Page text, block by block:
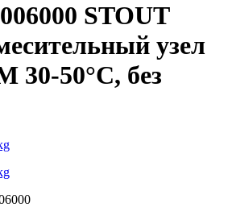
STOUT
узел
30-50°C, без